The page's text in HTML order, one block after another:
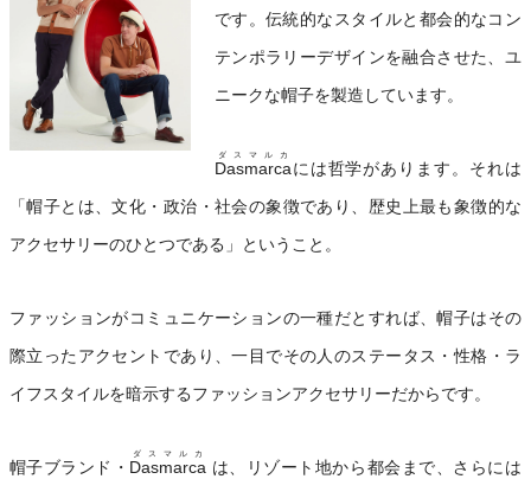
です。伝統的なスタイルと都会的なコン
テンポラリーデザインを融合させた、ユ
ニークな帽子を製造しています。
Dasmarca
ダスマルカ
には哲学があります。それは
「帽子とは、文化・政治・社会の象徴であり、歴史上最も象徴的な
アクセサリーのひとつである」ということ。
ファッションがコミュニケーションの一種だとすれば、帽子はその
際立ったアクセントであり、一目でその人のステータス・性格・ラ
イフスタイルを暗示するファッションアクセサリーだからです。
帽子ブランド・ Dasmarca
ダスマルカ
は、リゾート地から都会まで、さらには